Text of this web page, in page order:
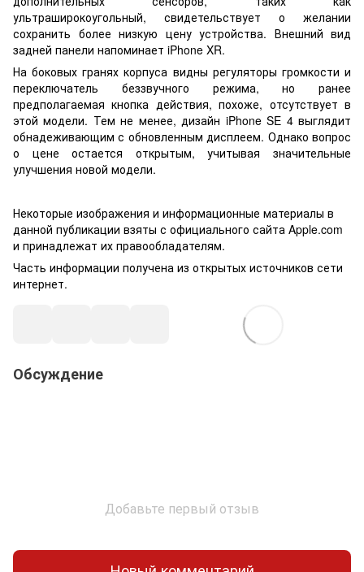
ультраширокоугольный, свидетельствует о желании
сохранить более низкую цену устройства. Внешний вид
задней панели напоминает iPhone XR.
На боковых гранях корпуса видны регуляторы громкости и
переключатель беззвучного режима, но ранее
предполагаемая кнопка действия, похоже, отсутствует в
этой модели. Тем не менее, дизайн iPhone SE 4 выглядит
обнадеживающим с обновленным дисплеем. Однако вопрос
о цене остается открытым, учитывая значительные
улучшения новой модели.
Некоторые изображения и информационные материалы в
данной публикации взяты с официального сайта Apple.com
и принадлежат их правообладателям.
Часть информации получена из открытых источников сети
интернет.
Обсуждение
Добавьте первый отзыв